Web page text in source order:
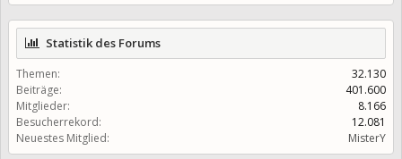
Statistik des Forums
Themen:
32.130
Beiträge:
401.600
Mitglieder:
8.166
Besucherrekord:
12.081
Neuestes Mitglied:
MisterY